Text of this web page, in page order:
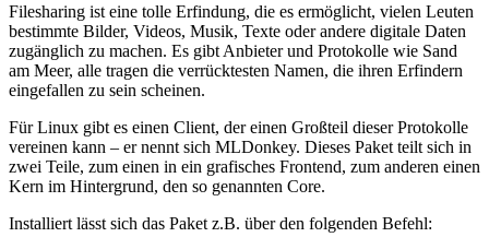
Filesharing ist eine tolle Erfindung, die es ermöglicht, vielen Leuten
bestimmte Bilder, Videos, Musik, Texte oder andere digitale Daten
zugänglich zu machen. Es gibt Anbieter und Protokolle wie Sand
am Meer, alle tragen die verrücktesten Namen, die ihren Erfindern
eingefallen zu sein scheinen.
Für Linux gibt es einen Client, der einen Großteil dieser Protokolle
vereinen kann – er nennt sich MLDonkey. Dieses Paket teilt sich in
zwei Teile, zum einen in ein grafisches Frontend, zum anderen einen
Kern im Hintergrund, den so genannten Core.
Installiert lässt sich das Paket z.B. über den folgenden Befehl: